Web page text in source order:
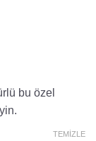
bu özel
TEMIZLE